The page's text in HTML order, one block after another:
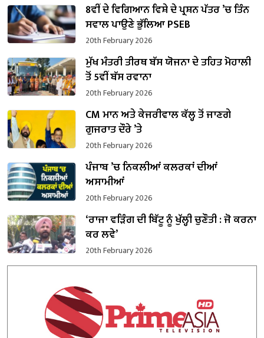
8ਵੀਂ ਦੇ ਵਿਗਿਆਨ ਵਿਸ਼ੇ ਦੇ ਪ੍ਰਸ਼ਨ ਪੱਤਰ ’ਚ ਤਿੰਨ
ਸਵਾਲ ਪਾਉਣੇ ਭੁੱਲਿਆ PSEB
20th February 2026
ਮੁੱਖ ਮੰਤਰੀ ਤੀਰਥ ਬੱਸ ਯੋਜਨਾ ਦੇ ਤਹਿਤ ਮੋਹਾਲੀ
ਤੋਂ 5ਵੀਂ ਬੱਸ ਰਵਾਨਾ
20th February 2026
CM ਮਾਨ ਅਤੇ ਕੇਜਰੀਵਾਲ ਕੱਲ੍ਹ ਤੋਂ ਜਾਣਗੇ
ਗੁਜਰਾਤ ਦੌਰੇ ’ਤੇ
20th February 2026
ਪੰਜਾਬ ’ਚ ਨਿਕਲੀਆਂ ਕਲਰਕਾਂ ਦੀਆਂ
ਅਸਾਮੀਆਂ
20th February 2026
‘ਰਾਜਾ ਵੜਿੰਗ ਦੀ ਬਿੱਟੂ ਨੂੰ ਖੁੱਲ੍ਹੀ ਚੁਣੌਤੀ : ਜੋ ਕਰਨਾ
ਕਰ ਲਵੇ’
20th February 2026